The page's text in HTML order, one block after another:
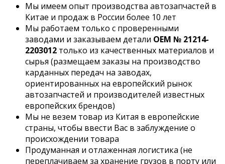
Мы имеем опыт производства автозапчастей в
Китае и продаж в России более 10 лет
Мы работаем только с проверенными
заводами и заказываем детали OEM № 21214-
2203012 только из качественных материалов и
сырья (размещаем заказы на производство
карданных передач на заводах,
ориентированных на европейский рынок
автозапчастей и производителей известных
европейских брендов)
Мы не везем товар из Китая в европейские
страны, чтобы ввести Вас в заблуждение о
происхождении товара
Продуманная и отлаженная логистика (не
переплачиваем за хранение грузов в порту или